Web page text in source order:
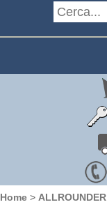
Home > ALLROUNDER